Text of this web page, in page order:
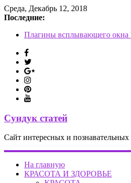
Среда, Декабрь 12, 2018
Последние:
Плагины всплывающего окна
Поделки из поршня
Замена салонного фильтра
Сундук статей
Сайт интересных и познавательных
На главную
КРАСОТА И ЗДОРОВЬЕ